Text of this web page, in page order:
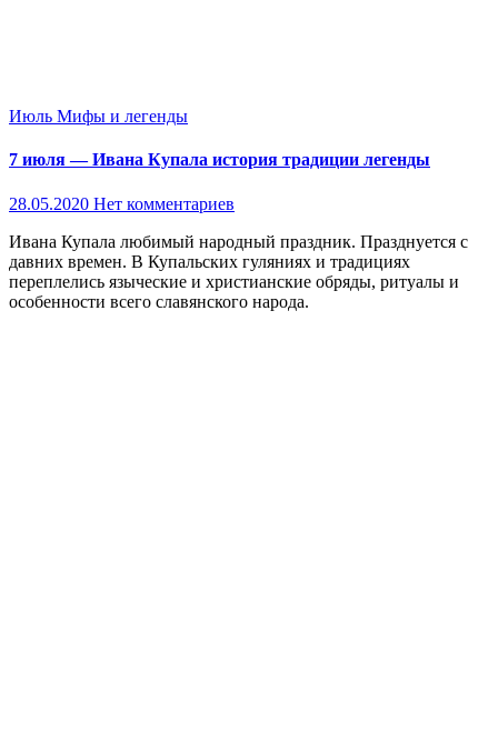
Июль Мифы и легенды
7 июля — Ивана Купала история традиции легенды
28.05.2020 Нет комментариев
Ивана Купала любимый народный праздник. Празднуется с
давних времен. В Купальских гуляниях и традициях
переплелись языческие и христианские обряды, ритуалы и
особенности всего славянского народа.